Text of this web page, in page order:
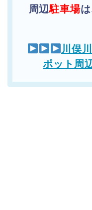
周辺駐車場
川俣
ポット周